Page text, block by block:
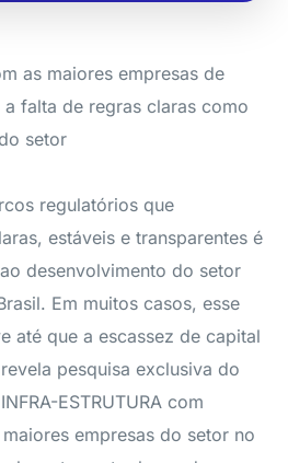
as maiores empresas de
falta de regras claras como
setor
regulatórios que
estáveis e transparentes é
desenvolvimento do setor
Em muitos casos, esse
até que a escassez de capital
pesquisa exclusiva do
ESTRUTURA com
empresas do setor no